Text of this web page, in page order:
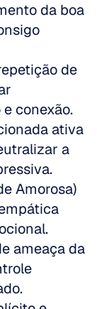
da boa
de
conexão.
ativa
a
Amorosa)
ameaça da